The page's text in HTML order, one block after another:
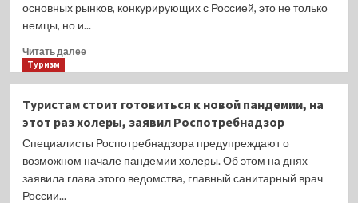
которые
касаются
почти
основных рынков, конкурирующих с Россией, это не только
немцы, но и...
Читать далееПрочитать
что
в
Анталии
начнут
Туризм
Туристам стоит готовиться к новой пандемии, на
этот раз холеры, заявил Роспотребнадзор
Специалисты Роспотребнадзора предупреждают о
возможном начале пандемии холеры. Об этом на днях
заявила глава этого ведомства, главный санитарный врач
России...